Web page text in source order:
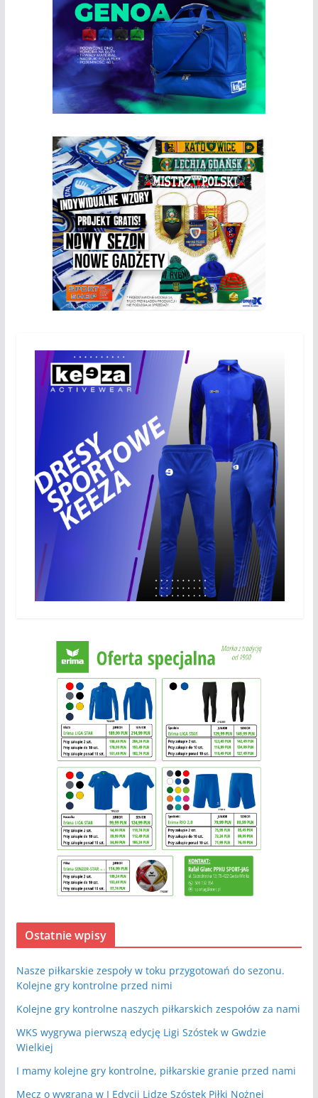
Ostatnie wpisy
Nasze piłkarskie zespoły w toku przygotowań do sezonu.
Kolejne gry kontrolne przed nimi
Kolejne gry kontrolne naszych piłkarskich zespołów za nami
WKS wygrywa pierwszą edycję Ligi Szóstek w Gwdzie
Wielkiej
I mamy kolejne gry kontrolne, piłkarskie granie przed nami
Mecz o wygraną w I Edycji Lidze Szóstek Piłki Nożnej